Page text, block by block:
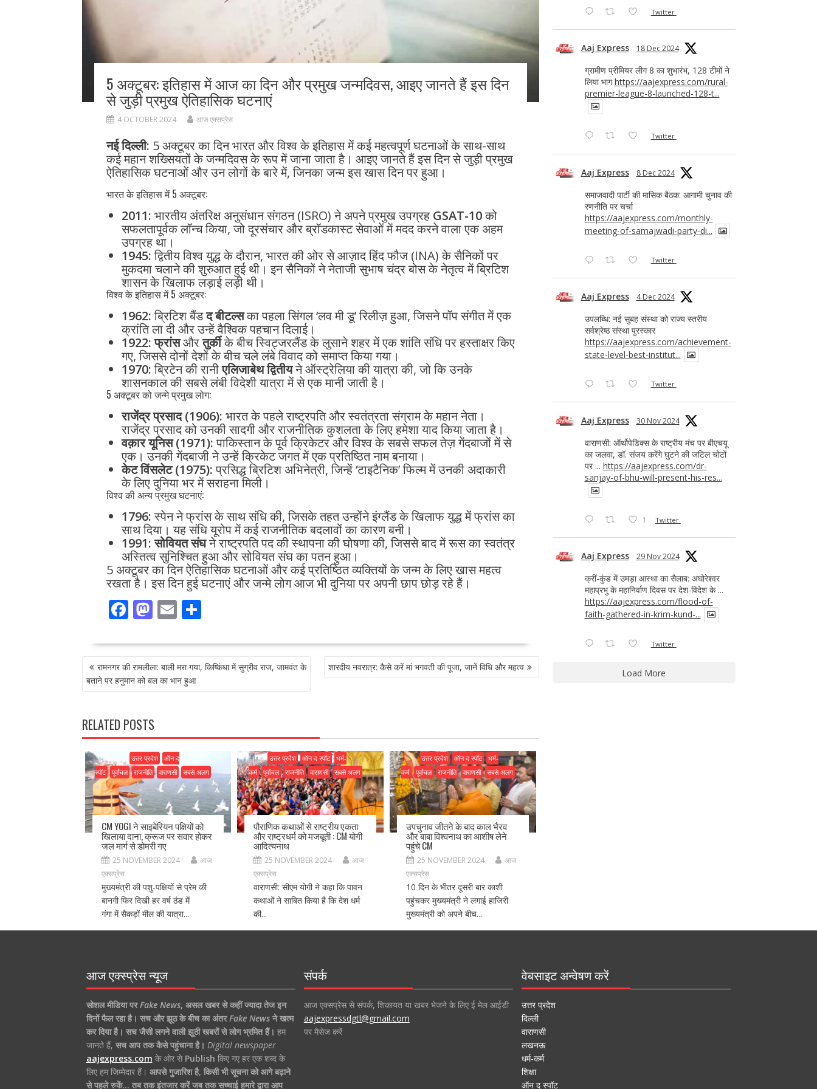
5 अक्टूबर: इतिहास में आज का दिन और प्रमुख जन्मदिवस, आइए जानते हैं इस दिन
से जुड़ी प्रमुख ऐतिहासिक घटनाएं
4 OCTOBER 2024 आज एक्सप्रेस
नई दिल्ली: 5 अक्टूबर का दिन भारत और विश्व के इतिहास में कई महत्वपूर्ण घटनाओं के साथ-साथ
कई महान शख्सियतों के जन्मदिवस के रूप में जाना जाता है। आइए जानते हैं इस दिन से जुड़ी प्रमुख
ऐतिहासिक घटनाओं और उन लोगों के बारे में, जिनका जन्म इस खास दिन पर हुआ।
भारत के इतिहास में 5 अक्टूबर:
2011: भारतीय अंतरिक्ष अनुसंधान संगठन (ISRO) ने अपने प्रमुख उपग्रह GSAT-10को
सफलतापूर्वक लॉन्च किया, जो दूरसंचार और ब्रॉडकास्ट सेवाओं में मदद करने वाला एक अहम
उपग्रह था।
1945:द्वितीय विश्व युद्ध के दौरान, भारत की ओर से आज़ाद हिंद फौज (INA) के सैनिकों पर
मुकदमा चलाने की शुरुआत हुई थी। इन सैनिकों ने नेताजी सुभाष चंद्र बोस के नेतृत्व में ब्रिटिश
शासन के खिलाफ लड़ाई लड़ी थी।
विश्व के इतिहास में 5 अक्टूबर:
1962:ब्रिटिश बैंडद बीटल्सका पहला सिंगल ‘लव मी डू’ रिलीज़ हुआ, जिसने पॉप संगीत में एक
क्रांति ला दी और उन्हें वैश्विक पहचान दिलाई।
1922: फ्रांसऔरतुर्कीके बीच स्विट्जरलैंड के लुसाने शहर में एक शांति संधि पर हस्ताक्षर किए
गए, जिससे दोनों देशों के बीच चले लंबे विवाद को समाप्त किया गया।
1970:ब्रिटेन की रानीएलिजाबेथ द्वितीयने ऑस्ट्रेलिया की यात्रा की, जो कि उनके
शासनकाल की सबसे लंबी विदेशी यात्रा में से एक मानी जाती है।
5 अक्टूबर को जन्मे प्रमुख लोग:
राजेंद्र प्रसाद (1906): भारत के पहले राष्ट्रपति और स्वतंत्रता संग्राम के महान नेता।
राजेंद्र प्रसाद को उनकी सादगी और राजनीतिक कुशलता के लिए हमेशा याद किया जाता है।
वक़ार यूनिस (1971):पाकिस्तान के पूर्व क्रिकेटर और विश्व के सबसे सफल तेज़ गेंदबाजों में से
एक। उनकी गेंदबाजी ने उन्हें क्रिकेट जगत में एक प्रतिष्ठित नाम बनाया।
केट विंसलेट (1975):प्रसिद्ध ब्रिटिश अभिनेत्री, जिन्हें ‘टाइटैनिक’ फिल्म में उनकी अदाकारी
के लिए दुनिया भर में सराहना मिली।
विश्व की अन्य प्रमुख घटनाएं:
1796:स्पेन ने फ्रांस के साथ संधि की, जिसके तहत उन्होंने इंग्लैंड के खिलाफ युद्ध में फ्रांस का
साथ दिया। यह संधि यूरोप में कई राजनीतिक बदलावों का कारण बनी।
1991: सोवियत संघने राष्ट्रपति पद की स्थापना की घोषणा की, जिससे बाद में रूस का स्वतंत्र
अस्तित्व सुनिश्चित हुआ और सोवियत संघ का पतन हुआ।
5 अक्टूबर का दिन ऐतिहासिक घटनाओं और कई प्रतिष्ठित व्यक्तियों के जन्म के लिए खास महत्व
रखता है। इस दिन हुई घटनाएं और जन्मे लोग आज भी दुनिया पर अपनी छाप छोड़ रहे हैं।
F
ac
e
b
o
k
M
as
to
d
o
E
m
ai
l
S
ar
e
POST
NAVIGATION
रामनगर की रामलीला: बाली मरा गया, किष्किंधा में सुग्रीव राज, जामवंत के
बताने पर हनुमान को बल का भान हुआ
शारदीय नवरात्र: कैसे करें मां भगवती की पूजा, जानें विधि और महत्व
RELATED POSTS
उत्तर प्रदेश
ऑन द
स्पॉट
पूर्वांचल राजनीति वाराणसी सबसे अलग
CM YOGI ने साइबेरियन पक्षियों को
खिलाया दाना, क्रूज पर सवार होकर
जल मार्ग से डोमरी गए
25 NOVEMBER 2024
आज
एक्सप्रेस
मुख्यमंत्री की पशु-पक्षियों से प्रेम की
बानगी फिर दिखी हर वर्ष ठंड में
गंगा में सैकड़ों मील की यात्रा...
उत्तर प्रदेश ऑन द स्पॉट
धर्म-
कर्म
पूर्वांचल राजनीति वाराणसी सबसे अलग
पौराणिक कथाओं से राष्ट्रीय एकता
और राष्ट्रधर्म को मजबूती : CM योगी
आदित्यनाथ
25 NOVEMBER 2024
आज
एक्सप्रेस
वाराणसी: सीएम योगी ने कहा कि पावन
कथाओं ने साबित किया है कि देश धर्म
की...
उत्तर प्रदेश ऑन द स्पॉट
धर्म-
कर्म
पूर्वांचल राजनीति वाराणसी सबसे अलग
उपचुनाव जीतने के बाद काल भैरव
और बाबा विश्वनाथ का आशीष लेने
पहुंचे CM
25 NOVEMBER 2024
आज
एक्सप्रेस
10 दिन के भीतर दूसरी बार काशी
पहुंचकर मुख्यमंत्री ने लगाई हाजिरी
मुख्यमंत्री को अपने बीच...
Twitter
Aaj Express 18 Dec 2024
ग्रामीण प्रीमियर लीग 8 का शुभारंभ, 128 टीमों ने
लिया भागhttps://aajexpress.com/rural-
premier-league-8-launched-128-t...
Twitter
Aaj Express 8 Dec 2024
समाजवादी पार्टी की मासिक बैठक: आगामी चुनाव की
रणनीति पर चर्चा
https://aajexpress.com/monthly-
meeting-of-samajwadi-party-di...
Twitter
Aaj Express 4 Dec 2024
उपलब्धि: नई सुबह संस्था को राज्य स्तरीय
सर्वश्रेष्ठ संस्था पुरस्कार
https://aajexpress.com/achievement-
state-level-best-institut...
Twitter
Aaj Express 30 Nov 2024
वाराणसी: ऑर्थोपेडिक्स के राष्ट्रीय मंच पर बीएचयू
का जलवा, डॉ. संजय करेंगे घुटने की जटिल चोटों
पर ... https://aajexpress.com/dr-
sanjay-of-bhu-will-present-his-res...
1 Twitter
Aaj Express 29 Nov 2024
क्रीं-कुंड में उमड़ा आस्था का सैलाब: अघोरेश्वर
महाप्रभु के महानिर्वाण दिवस पर देश-विदेश के ...
https://aajexpress.com/flood-of-
faith-gathered-in-krim-kund-...
Twitter
Load More
आज एक्स्प्रेस न्यूज
सोशल मीडिया परFake News, असल खबर से कहीं ज्यादा तेज इन
दिनों फैल रहा है। सच और झूठ के बीच का अंतरFake Newsने खत्म
कर दिया है। सच जैसी लगने वाली झूठी खबरों से लोग भ्रमित हैं। हम
जानते हैं, सच आप तक कैसे पहुंचाना है। Digital newspaper
aajexpress.com के ओर से Publish किए गए हर एक शब्द के
लिए हम जिम्मेदार हैं। आपसे गुजारिश है, किसी भी सूचना को आगे बढ़ाने
से पहले रुकें… तब तक इंतजार करें जब तक सच्चाई हमारे द्वारा आप
संपर्क
आज एक्सप्रेस से संपर्क, शिकायत या खबर भेजने के लिए ई मेल आईडी
aajexpressdgtl@gmail.com
पर मैसेज करें
वेबसाइट अन्वेषण करें
उत्तर प्रदेश
दिल्ली
वाराणसी
लखनऊ
धर्म-कर्म
शिक्षा
ऑन द स्पॉट